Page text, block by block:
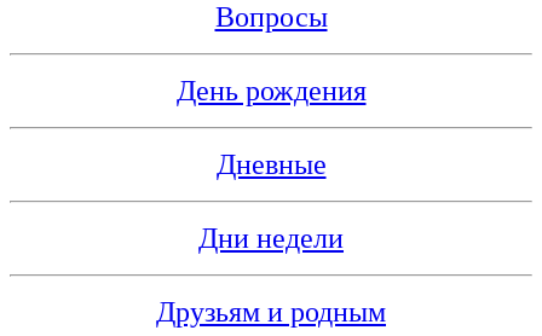
Вопросы
День рождения
Дневные
Дни недели
Друзьям и родным